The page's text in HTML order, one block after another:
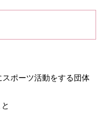
ポーツ活動をする団体